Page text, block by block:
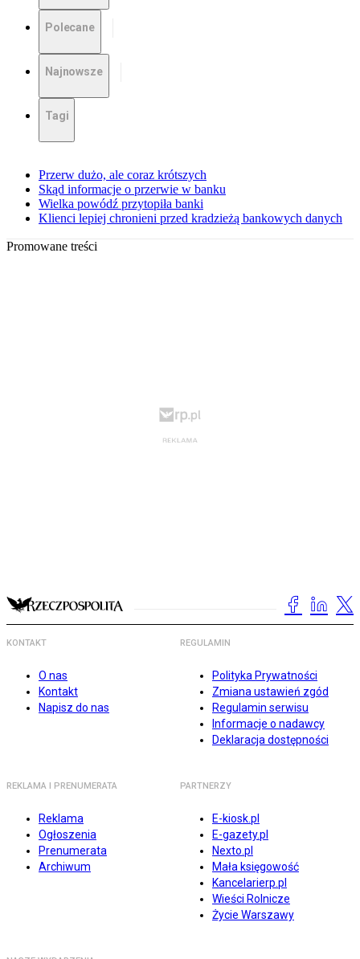
Polecane
Najnowsze
Tagi
Przerw dużo, ale coraz krótszych
Skąd informacje o przerwie w banku
Wielka powódź przytopiła banki
Klienci lepiej chronieni przed kradzieżą bankowych danych
Promowane treści
KONTAKT
O nas
Kontakt
Napisz do nas
REGULAMIN
Polityka Prywatności
Zmiana ustawień zgód
Regulamin serwisu
Informacje o nadawcy
Deklaracja dostępności
REKLAMA I PRENUMERATA
Reklama
Ogłoszenia
Prenumerata
Archiwum
PARTNERZY
E-kiosk.pl
E-gazety.pl
Nexto.pl
Mała księgowość
Kancelarierp.pl
Wieści Rolnicze
Życie Warszawy